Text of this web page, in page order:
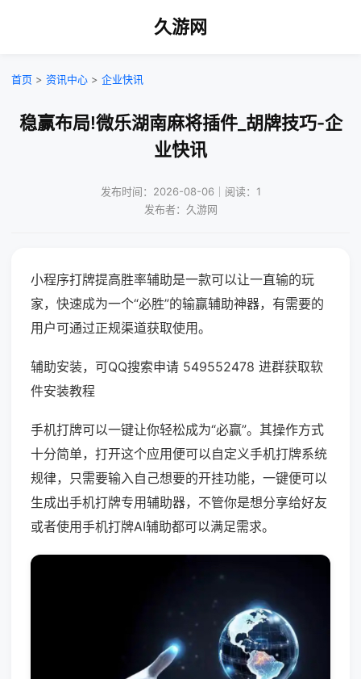
久游网
首页 > 资讯中心 > 企业快讯
稳赢布局!微乐湖南麻将插件_胡牌技巧-企
业快讯
发布时间：2026-08-06｜阅读：1
发布者：久游网
小程序打牌提高胜率辅助是一款可以让一直输的玩
家，快速成为一个“必胜”的输赢辅助神器，有需要的
用户可通过正规渠道获取使用。
辅助安装，可QQ搜索申请 549552478 进群获取软
件安装教程
手机打牌可以一键让你轻松成为“必赢”。其操作方式
十分简单，打开这个应用便可以自定义手机打牌系统
规律，只需要输入自己想要的开挂功能，一键便可以
生成出手机打牌专用辅助器，不管你是想分享给好友
或者使用手机打牌AI辅助都可以满足需求。